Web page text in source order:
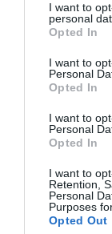
I want to
personal
Opted In
I want to
Personal
Opted In
I want to
Personal
Opted In
I want to
Retention,
Personal
Purposes
Opted Out
pasado un
media del
el cupo de lo
tienen que
endeudar. Si
comunidad en
atada de
o sea, tendrá
Esther Jaén